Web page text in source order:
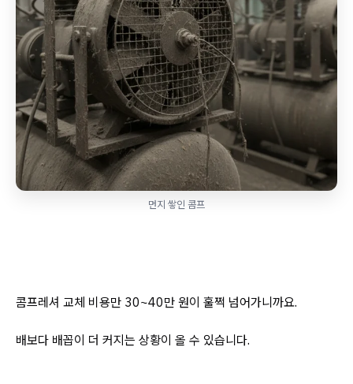
먼지 쌓인 콤프
콤프레셔 교체 비용만 30~40만 원이 훌쩍 넘어가니까요.
배보다 배꼽이 더 커지는 상황이 올 수 있습니다.